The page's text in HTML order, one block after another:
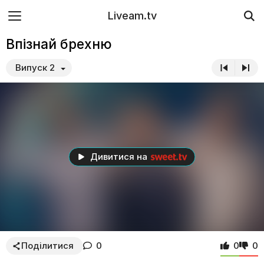
Liveam.tv
Впізнай брехню
Випуск 2
Дивитися на
Поділитися 0 0 0